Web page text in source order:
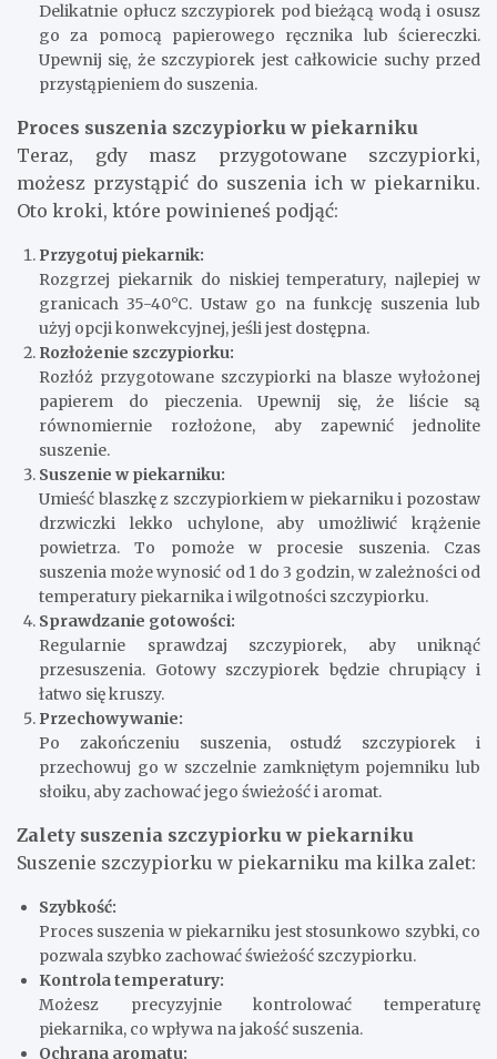
Delikatnie opłucz szczypiorek pod bieżącą wodą i osusz
go za pomocą papierowego ręcznika lub ściereczki.
Upewnij się, że szczypiorek jest całkowicie suchy przed
przystąpieniem do suszenia.
Proces suszenia szczypiorku w piekarniku
Teraz, gdy masz przygotowane szczypiorki,
możesz przystąpić do suszenia ich w piekarniku.
Oto kroki, które powinieneś podjąć:
Przygotuj piekarnik:
Rozgrzej piekarnik do niskiej temperatury, najlepiej w
granicach 35-40°C. Ustaw go na funkcję suszenia lub
użyj opcji konwekcyjnej, jeśli jest dostępna.
Rozłożenie szczypiorku:
Rozłóż przygotowane szczypiorki na blasze wyłożonej
papierem do pieczenia. Upewnij się, że liście są
równomiernie rozłożone, aby zapewnić jednolite
suszenie.
Suszenie w piekarniku:
Umieść blaszkę z szczypiorkiem w piekarniku i pozostaw
drzwiczki lekko uchylone, aby umożliwić krążenie
powietrza. To pomoże w procesie suszenia. Czas
suszenia może wynosić od 1 do 3 godzin, w zależności od
temperatury piekarnika i wilgotności szczypiorku.
Sprawdzanie gotowości:
Regularnie sprawdzaj szczypiorek, aby uniknąć
przesuszenia. Gotowy szczypiorek będzie chrupiący i
łatwo się kruszy.
Przechowywanie:
Po zakończeniu suszenia, ostudź szczypiorek i
przechowuj go w szczelnie zamkniętym pojemniku lub
słoiku, aby zachować jego świeżość i aromat.
Zalety suszenia szczypiorku w piekarniku
Suszenie szczypiorku w piekarniku ma kilka zalet:
Szybkość:
Proces suszenia w piekarniku jest stosunkowo szybki, co
pozwala szybko zachować świeżość szczypiorku.
Kontrola temperatury:
Możesz precyzyjnie kontrolować temperaturę
piekarnika, co wpływa na jakość suszenia.
Ochrana aromatu: